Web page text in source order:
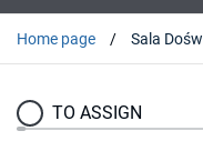
Home page
TO ASSIGN